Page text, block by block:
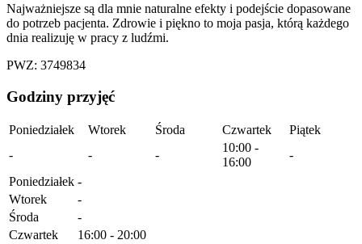
Najważniejsze są dla mnie naturalne efekty i podejście dopasowane
do potrzeb pacjenta. Zdrowie i piękno to moja pasja, którą każdego
dnia realizuję w pracy z ludźmi.
PWZ: 3749834
Godziny przyjęć
Poniedziałek Wtorek Środa Czwartek
Piątek
-
- -
10:00 -
16:00
-
Poniedziałek -
Wtorek
-
Środa
-
Czwartek
16:00 - 20:00